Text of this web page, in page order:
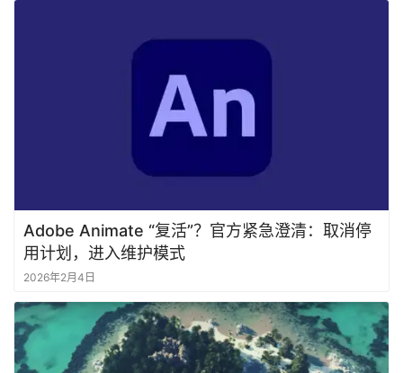
Adobe Animate “复活”？官方紧急澄清：取消停
用计划，进入维护模式
2026年2月4日